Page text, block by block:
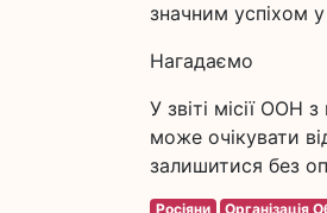
значним успіхом
Нагадаємо
У звіті місії ООН
може очікувати
залишитися без
Росіяни Організація